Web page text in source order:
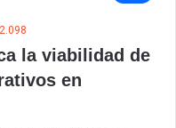
2.098
la viabilidad de
en